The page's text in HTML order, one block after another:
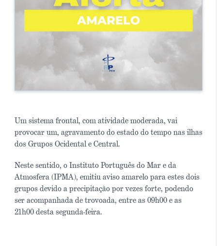
Um sistema frontal, com atividade moderada, vai
provocar um, agravamento do estado do tempo nas ilhas
dos Grupos Ocidental e Central.
Neste sentido, o Instituto Português do Mar e da
Atmosfera (IPMA), emitiu aviso amarelo para estes dois
grupos devido a precipitação por vezes forte, podendo
ser acompanhada de trovoada, entre as 09h00 e as
21h00 desta segunda-feira.